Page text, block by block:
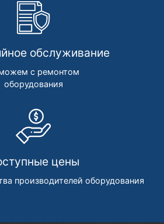
обслуживание
с ремонтом
оборудования
цены
производителей оборудования